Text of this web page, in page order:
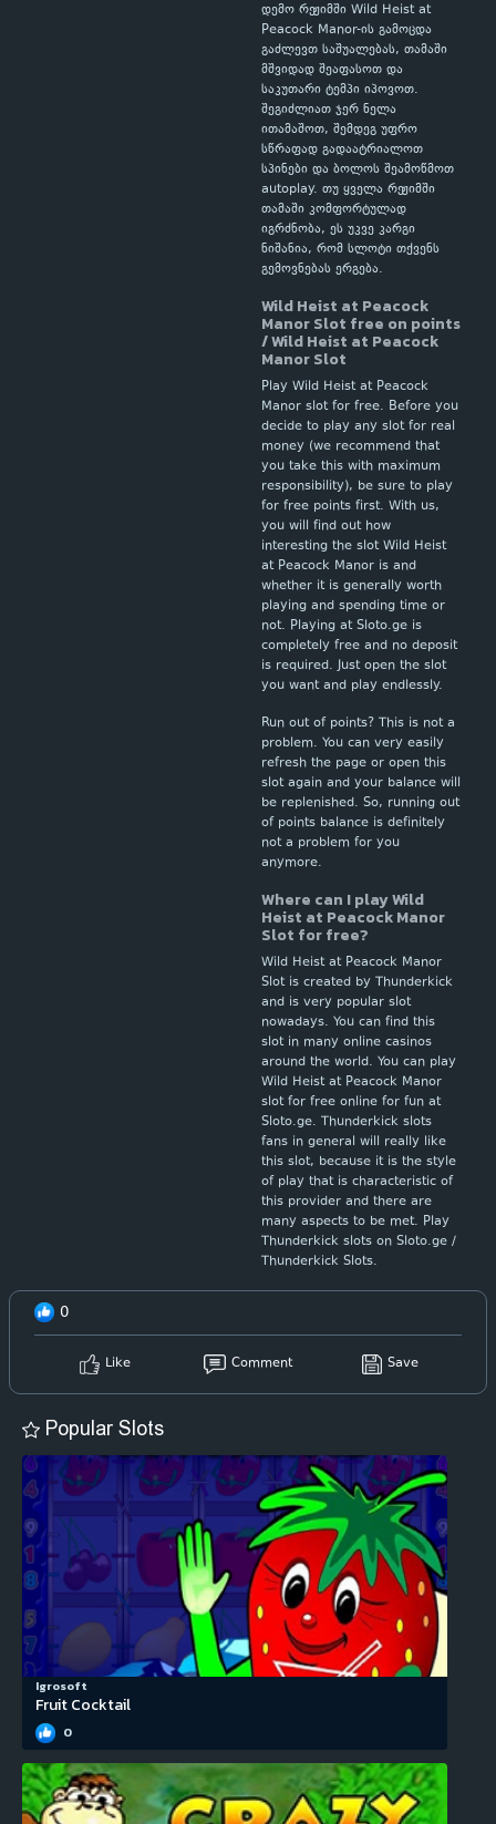
დემო რეჟიმში Wild Heist at
Peacock Manor-ის გამოცდა
გაძლევთ საშუალებას, თამაში
მშვიდად შეაფასოთ და
საკუთარი ტემპი იპოვოთ.
შეგიძლიათ ჯერ ნელა
ითამაშოთ, შემდეგ უფრო
სწრაფად გადაატრიალოთ
სპინები და ბოლოს შეამოწმოთ
autoplay. თუ ყველა რეჟიმში
თამაში კომფორტულად
იგრძნობა, ეს უკვე კარგი
ნიშანია, რომ სლოტი თქვენს
გემოვნებას ერგება.
Wild Heist at Peacock
Manor Slot free on points
/ Wild Heist at Peacock
Manor Slot
Play Wild Heist at Peacock
Manor slot for free. Before you
decide to play any slot for real
money (we recommend that
you take this with maximum
responsibility), be sure to play
for free points first. With us,
you will find out how
interesting the slot Wild Heist
at Peacock Manor is and
whether it is generally worth
playing and spending time or
not. Playing at Sloto.ge is
completely free and no deposit
is required. Just open the slot
you want and play endlessly.
Run out of points? This is not a
problem. You can very easily
refresh the page or open this
slot again and your balance will
be replenished. So, running out
of points balance is definitely
not a problem for you
anymore.
Where can I play Wild
Heist at Peacock Manor
Slot for free?
Wild Heist at Peacock Manor
Slot is created by Thunderkick
and is very popular slot
nowadays. You can find this
slot in many online casinos
around the world. You can play
Wild Heist at Peacock Manor
slot for free online for fun at
Sloto.ge. Thunderkick slots
fans in general will really like
this slot, because it is the style
of play that is characteristic of
this provider and there are
many aspects to be met. Play
Thunderkick slots on Sloto.ge /
Thunderkick Slots.
0
Like Comment Save
Popular Slots
Igrosoft
Fruit Cocktail
0